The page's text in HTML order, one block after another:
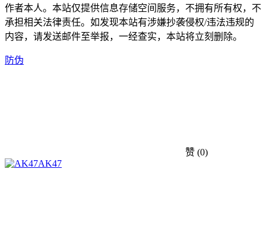
作者本人。本站仅提供信息存储空间服务，不拥有所有权，不
承担相关法律责任。如发现本站有涉嫌抄袭侵权/违法违规的
内容，请发送邮件至举报，一经查实，本站将立刻删除。
防伪
赞 (0)
AK47